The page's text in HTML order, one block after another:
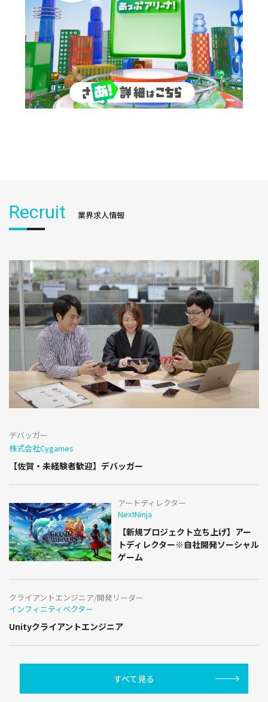
Recruit 業界求人情報
デバッガー
株式会社Cygames
【佐賀・未経験者歓迎】デバッガー
アートディレクター
NextNinja
【新規プロジェクト立ち上げ】アー
トディレクター※自社開発ソーシャル
ゲーム
クライアントエンジニア/開発リーダー
インフィニティベクター
Unityクライアントエンジニア
すべて見る